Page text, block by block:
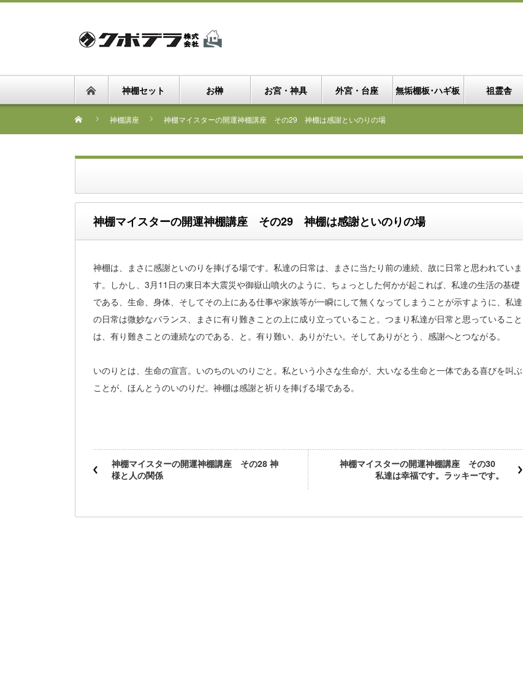
神棚セット お榊 お宮・神具 外宮・台座 無垢棚板･ハギ板 祖霊舎
神棚講座 神棚マイスターの開運神棚講座 その29 神棚は感謝といのりの場
神棚マイスターの開運神棚講座 その29 神棚は感謝といのりの場
神棚は、まさに感謝といのりを捧げる場です。私達の日常は、まさに当たり前の連続、故に日常と思われていま
す。しかし、3月11日の東日本大震災や御嶽山噴火のように、ちょっとした何かが起これば、私達の生活の基礎
である、生命、身体、そしてその上にある仕事や家族等が一瞬にして無くなってしまうことが示すように、私達
の日常は微妙なバランス、まさに有り難きことの上に成り立っていること。つまり私達が日常と思っていること
は、有り難きことの連続なのである、と。有り難い、ありがたい。そしてありがとう、感謝へとつながる。
いのりとは、生命の宣言。いのちのいのりごと。私という小さな生命が、大いなる生命と一体である喜びを叫ぶ
ことが、ほんとうのいのりだ。神棚は感謝と祈りを捧げる場である。
神棚マイスターの開運神棚講座 その28 神
様と人の関係
神棚マイスターの開運神棚講座 その30
私達は幸福です。ラッキーです。